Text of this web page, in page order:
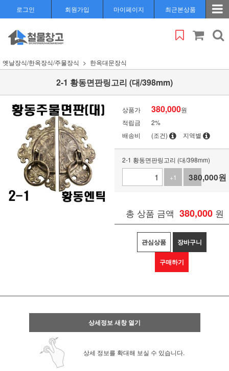
로그인 회원가입 마이페이지 최근본상품
옛날장식/한옥장식/주물장식 한옥대문장식
2-1 황동면판링고리 (대/398mm)
상품가 380,000원
적립금
2%
배송비
(조건) 지역별
2-1 황동면판링고리 (대/398mm)
+1
-1
380,000원
총 상품 금액 380,000 원
관심상품 장바구니
구매하기
상세정보 새창 열기
상세 정보를 확대해 보실 수 있습니다.